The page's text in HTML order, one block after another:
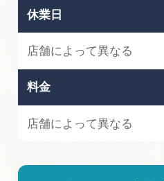
休業日
店舗によって異なる
料金
店舗によって異なる